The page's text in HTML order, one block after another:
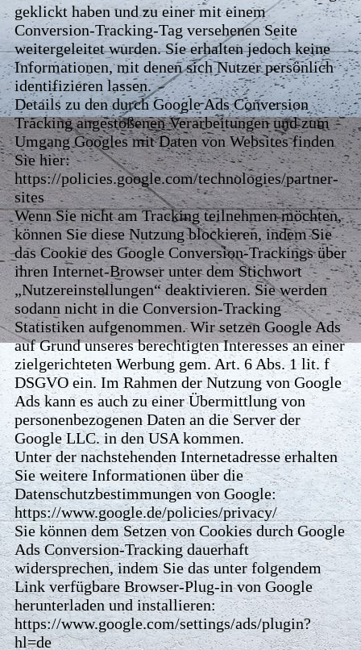
geklickt haben und zu einer mit einem
Conversion-Tracking-Tag versehenen Seite
weitergeleitet wurden. Sie erhalten jedoch keine
Informationen, mit denen sich Nutzer persönlich
identifizieren lassen.
Details zu den durch Google Ads Conversion
Tracking angestoßenen Verarbeitungen und zum
Umgang Googles mit Daten von Websites finden
Sie hier:
https://policies.google.com/technologies/partner-
sites
Wenn Sie nicht am Tracking teilnehmen möchten,
können Sie diese Nutzung blockieren, indem Sie
das Cookie des Google Conversion-Trackings über
ihren Internet-Browser unter dem Stichwort
„Nutzereinstellungen“ deaktivieren. Sie werden
sodann nicht in die Conversion-Tracking
Statistiken aufgenommen. Wir setzen Google Ads
auf Grund unseres berechtigten Interesses an einer
zielgerichteten Werbung gem. Art. 6 Abs. 1 lit. f
DSGVO ein. Im Rahmen der Nutzung von Google
Ads kann es auch zu einer Übermittlung von
personenbezogenen Daten an die Server der
Google LLC. in den USA kommen.
Unter der nachstehenden Internetadresse erhalten
Sie weitere Informationen über die
Datenschutzbestimmungen von Google:
https://www.google.de/policies/privacy/
Sie können dem Setzen von Cookies durch Google
Ads Conversion-Tracking dauerhaft
widersprechen, indem Sie das unter folgendem
Link verfügbare Browser-Plug-in von Google
herunterladen und installieren:
https://www.google.com/settings/ads/plugin?
hl=de